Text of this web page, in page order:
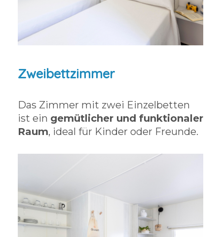
Zweibettzimmer
Das Zimmer mit zwei Einzelbetten
ist ein gemütlicher und funktionaler
Raum, ideal für Kinder oder Freunde.